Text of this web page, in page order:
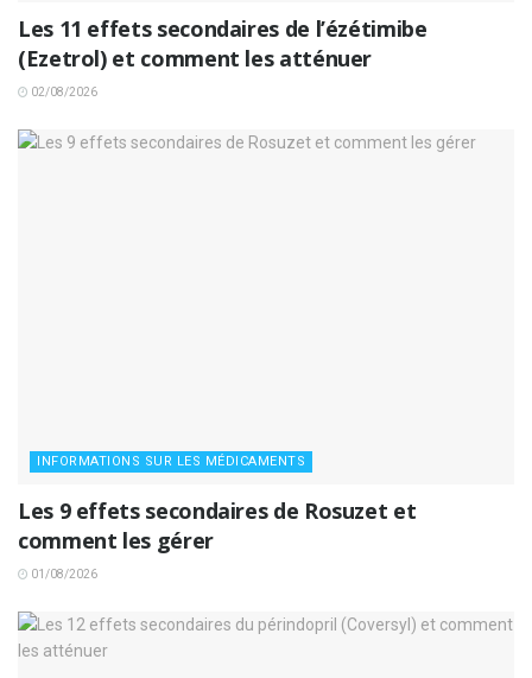
Les 11 effets secondaires de l’ézétimibe
(Ezetrol) et comment les atténuer
02/08/2026
INFORMATIONS SUR LES MÉDICAMENTS
Les 9 effets secondaires de Rosuzet et
comment les gérer
01/08/2026